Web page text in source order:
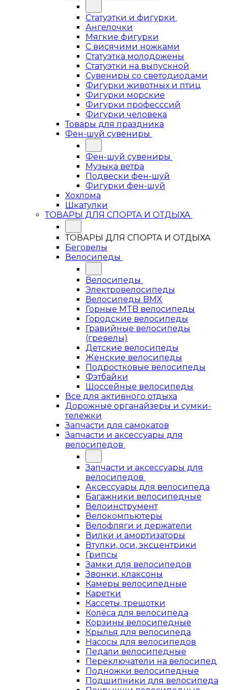
Статуэтки и фигурки
Ангелочки
Мягкие фигурки
С висячими ножками
Статуэтка молодожены
Статуэтки на выпускной
Сувениры со светодиодами
Фигурки животных и птиц
Фигурки морские
Фигурки професссий
Фигурки человека
Товары для праздника
Фен-шуй сувениры
Фен-шуй сувениры
Музыка ветра
Подвески фен-шуй
Фигурки фен-шуй
Хохлома
Шкатулки
ТОВАРЫ ДЛЯ СПОРТА И ОТДЫХА
ТОВАРЫ ДЛЯ СПОРТА И ОТДЫХА
Беговелы
Велосипеды
Велосипеды
Электровелосипеды
Велосипеды BMX
Горные MTB велосипеды
Городские велосипеды
Гравийные велосипеды
(гревелы)
Детские велосипеды
Женские велосипеды
Подростковые велосипеды
Фэтбайки
Шоссейные велосипеды
Все для активного отдыха
Дорожные органайзеры и сумки-
тележки
Запчасти для самокатов
Запчасти и аксессуары для
велосипедов
Запчасти и аксессуары для
велосипедов
Аксессуары для велосипеда
Багажники велосипедные
Велоинструмент
Велокомпьютеры
Велофляги и держатели
Вилки и амортизаторы
Втулки, оси, эксцентрики
Грипсы
Замки для велосипедов
Звонки, клаксоны
Камеры велосипедные
Каретки
Кассеты, трещотки
Колёса для велосипеда
Корзины велосипедные
Крылья для велосипеда
Насосы для велосипедов
Педали велосипедные
Переключатели на велосипед
Подножки велосипедные
Подшипники для велосипеда